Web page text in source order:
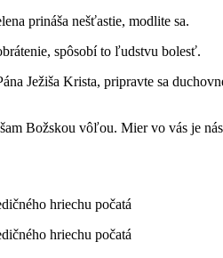
prináša nešťastie, modlite sa.
spôsobí to ľudstvu bolesť.
Ježiša Krista, pripravte sa
Božskou vôľou. Mier vo vás je
hriechu počatá
hriechu počatá